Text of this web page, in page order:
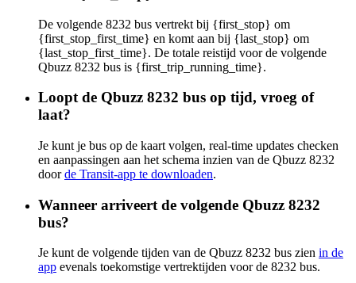
De volgende 8232 bus vertrekt bij {first_stop} om
{first_stop_first_time} en komt aan bij {last_stop} om
{last_stop_first_time}. De totale reistijd voor de volgende
Qbuzz 8232 bus is {first_trip_running_time}.
Loopt de Qbuzz 8232 bus op tijd, vroeg of
laat?
Je kunt je bus op de kaart volgen, real-time updates checken
en aanpassingen aan het schema inzien van de Qbuzz 8232
doorde Transit-app te downloaden.
Wanneer arriveert de volgende Qbuzz 8232
bus?
Je kunt de volgende tijden van de Qbuzz 8232 bus zien in de
app evenals toekomstige vertrektijden voor de 8232 bus.